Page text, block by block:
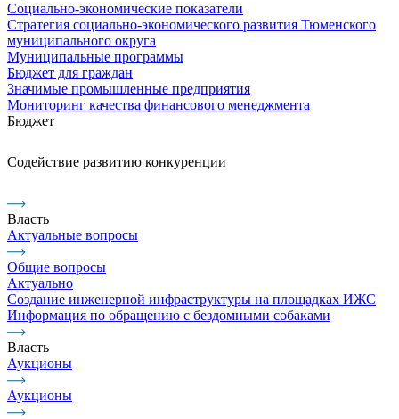
Социально-экономические показатели
Стратегия социально-экономического развития Тюменского
муниципального округа
Муниципальные программы
Бюджет для граждан
Значимые промышленные предприятия
Мониторинг качества финансового менеджмента
Бюджет
Содействие развитию конкуренции
Власть
Актуальные вопросы
Общие вопросы
Актуально
Создание инженерной инфраструктуры на площадках ИЖС
Информация по обращению с бездомными собаками
Власть
Аукционы
Аукционы